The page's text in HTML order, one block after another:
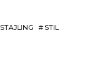
STAJLING # STIL